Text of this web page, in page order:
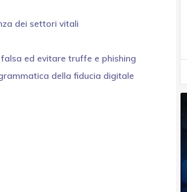
dei settori vitali
ed evitare truffe e phishing
della fiducia digitale